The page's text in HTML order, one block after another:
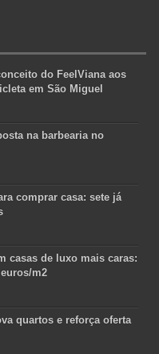
do FeelViana aos
em São Miguel
na barbearia no
comprar casa: sete já
casas de luxo mais caras:
m2
quartos e reforça oferta